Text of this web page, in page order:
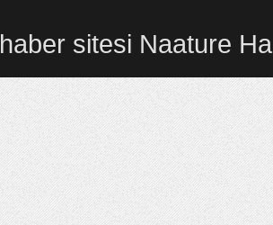
haber sitesi Naature